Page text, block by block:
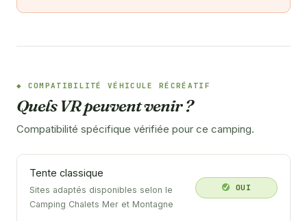
COMPATIBILITÉ VÉHICULE RÉCRÉATIF
Quels VR peuvent venir ?
Compatibilité spécifique vérifiée pour ce camping.
Tente classique
Sites adaptés disponibles selon le
Camping Chalets Mer et Montagne
OUI